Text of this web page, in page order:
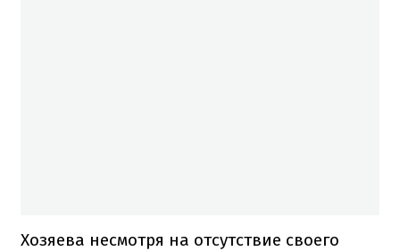
Хозяева несмотря на отсутствие своего